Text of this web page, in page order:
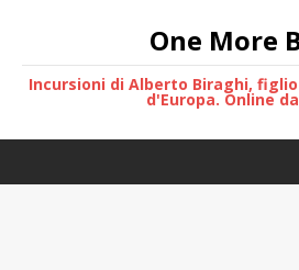
One More
Incursioni di Alberto Biraghi,
d'Europa. Online